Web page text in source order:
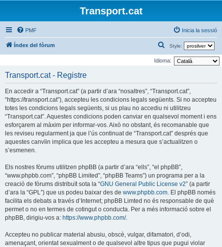
Transport.cat
PMF Inicia la sessió
Índex del fòrum Style:
e
a
Idioma:
Transport.cat - Registre
En accedir a “Transport.cat” (a partir d’ara “nosaltres”, “Transport.cat”,
“https://transport.cat”), accepteu les condicions legals següents. Si no accepteu
totes les condicions legals següents, si us plau no accediu ni utilitzeu
“Transport.cat”. Aquestes condicions poden canviar en qualsevol moment i ens
esforçarem al màxim per informar-vos. Això no obstant, és recomanable que
les reviseu regularment ja que l’ús continuat de “Transport.cat” després que
aquestes canvïin implica que les accepteu a mesura que s’actualitzen o
s’esmenen.
Els nostres fòrums utilitzen phpBB (a partir d’ara “ells”, “el phpBB”,
“www.phpbb.com”, “phpBB Limited”, “phpBB Teams”) un programa per a la
creació de fòrums distribuït sota la “GNU General Public License v2” (a partir
d’ara la “GPL”) que us podeu baixar des de www.phpbb.com . El phpBB només
facilita els debats a través d’Internet; phpBB Limted no és responsable de què
permet o no en termes de cotingut o conducta. Per a més informació sobre el
phpBB, dirigiu-vos a: https://www.phpbb.com/.
Accepteu no publicar material abusiu, obscè, vulgar, difamatori, d’odi,
amenaçant, orientat sexualment o de qualsevol altre tipus que pugui violar